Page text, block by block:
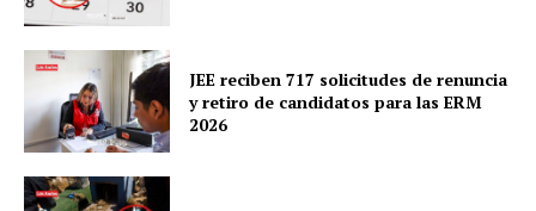
JEE reciben 717 solicitudes de renuncia
y retiro de candidatos para las ERM
2026